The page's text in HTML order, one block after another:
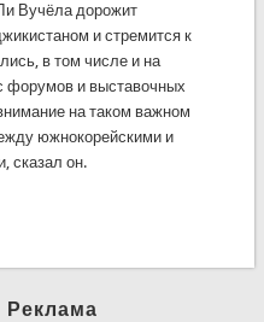
Вучёла дорожит
и стремится к
в том числе и на
форумов и выставочных
на таком важном
южнокорейскими и
сказал он.
Реклама